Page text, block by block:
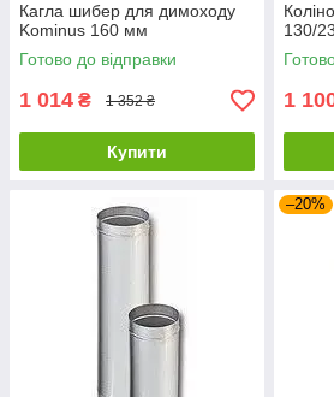
Кагла шибер для димоходу
Kominus 160 мм
Готово до відправки
1 014 ₴ 1 352 ₴
Купити
130/
1
–20%